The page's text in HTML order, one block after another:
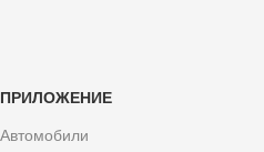
ПРИЛОЖЕНИЕ
Автомобили